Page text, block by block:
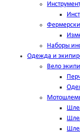
Наборы
Одежда и
Вело